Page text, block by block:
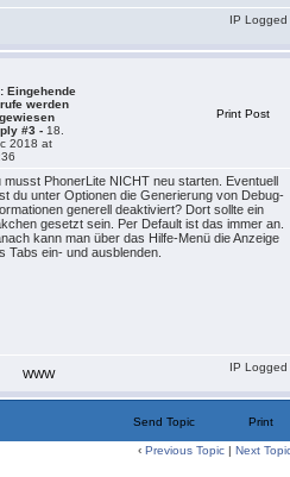
IP Logged
Eingehende
werden
#3 - 18.
2018 at
Print Post
musst PhonerLite NICHT neu starten. Eventuell
du unter Optionen die Generierung von Debug-
generell deaktiviert? Dort sollte ein
gesetzt sein. Per Default ist das immer an.
kann man über das Hilfe-Menü die Anzeige
Tabs ein- und ausblenden.
WWW
IP Logged
Send Topic Print
‹ Previous Topic | Next